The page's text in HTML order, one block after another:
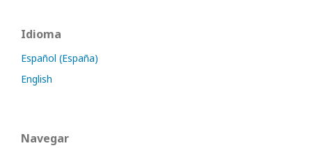
Idioma
Español (España)
English
Navegar